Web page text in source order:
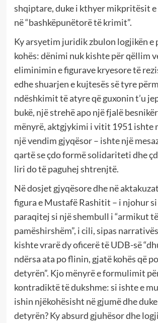
shqiptare, duke i kthyer mikpritësit
në “bashkëpunëtorë të krimit”.
Ky arsyetim juridik zbulon logjikën
kohës: dënimi nuk kishte për qëllim
eliminimin e figurave kryesore të
edhe shuarjen e kujtesës së tyre
ndëshkimit të atyre që guxonin t’u
bukë, një strehë apo një fjalë
mënyrë, aktgjykimi i vitit 1951 ishte
një vendim gjyqësor – ishte një
qartë se çdo formë solidariteti dhe
liri do të paguhej shtrenjtë.
Në dosjet gjyqësore dhe në
figura e Mustafë Rashitit – i njohur si
paraqitej si një shembull i “armikut të
pamëshirshëm”, i cili, sipas
kishte vrarë dy oficerë të UDB-së
ndërsa ata po flinin, gjatë kohës që
detyrën”. Kjo mënyrë e formulimit
kontradiktë të dukshme: si ishte e
ishin njëkohësisht në gjumë dhe
detyrën? Ky absurd gjuhësor dhe